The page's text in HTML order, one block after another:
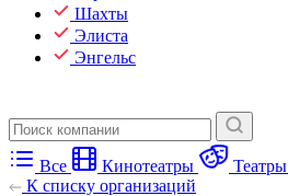
Шахты
Элиста
Энгельс
Все Кинотеатры Театры
К списку организаций